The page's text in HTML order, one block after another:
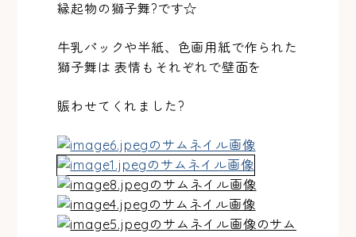
縁起物の獅子舞?です☆
牛乳パックや半紙、色画用紙で作られた
獅子舞は 表情もそれぞれで壁面を
賑わせてくれました?